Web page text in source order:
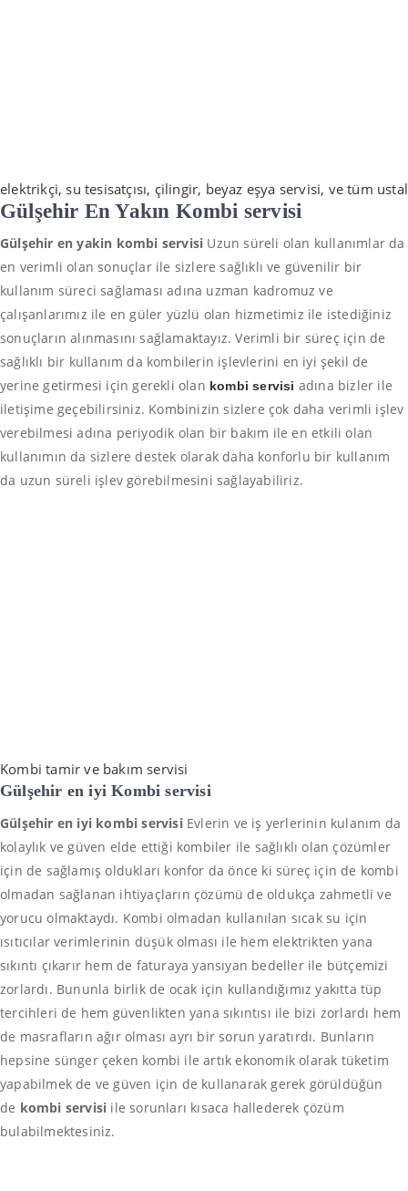
elektrikçi, su tesisatçısı, çilingir, beyaz eşya servisi, ve tüm
Gülşehir En Yakın Kombi servisi
Gülşehir en yakin kombi servisi Uzun süreli olan kullanımlar da
en verimli olan sonuçlar ile sizlere sağlıklı ve güvenilir bir
kullanım süreci sağlaması adına uzman kadromuz ve
çalışanlarımız ile en güler yüzlü olan hizmetimiz ile istediğiniz
sonuçların alınmasını sağlamaktayız. Verimli bir süreç için de
sağlıklı bir kullanım da kombilerin işlevlerini en iyi şekil de
yerine getirmesi için gerekli olan kombi servisi adına bizler ile
iletişime geçebilirsiniz. Kombinizin sizlere çok daha verimli işlev
verebilmesi adına periyodik olan bir bakım ile en etkili olan
kullanımın da sizlere destek olarak daha konforlu bir kullanım
da uzun süreli işlev görebilmesini sağlayabiliriz.
Kombi tamir ve bakım servisi
Gülşehir en iyi Kombi servisi
Gülşehir en iyi kombi servisi Evlerin ve iş yerlerinin kulanım da
kolaylık ve güven elde ettiği kombiler ile sağlıklı olan çözümler
için de sağlamış oldukları konfor da önce ki süreç için de kombi
olmadan sağlanan ihtiyaçların çözümü de oldukça zahmetli ve
yorucu olmaktaydı. Kombi olmadan kullanılan sıcak su için
ısıtıcılar verimlerinin düşük olması ile hem elektrikten yana
sıkıntı çıkarır hem de faturaya yansıyan bedeller ile bütçemizi
zorlardı. Bununla birlik de ocak için kullandığımız yakıtta tüp
tercihleri de hem güvenlikten yana sıkıntısı ile bizi zorlardı hem
de masrafların ağır olması ayrı bir sorun yaratırdı. Bunların
hepsine sünger çeken kombi ile artık ekonomik olarak tüketim
yapabilmek de ve güven için de kullanarak gerek görüldüğün
de kombi servisi ile sorunları kısaca hallederek çözüm
bulabilmektesiniz.